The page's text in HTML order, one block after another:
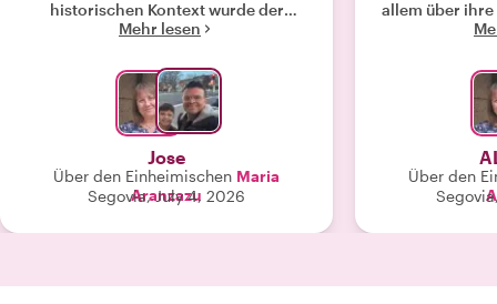
historischen Kontext wurde der
Besuch viel unvergesslicher und
Sehenswürdigkeiten zu spazieren. Ich
kann Maria wärmstens empfehlen,
besonders wenn Sie sich für
Geschichte interessieren. Als
ortskundige Reiseleiterin in Segovia
teilte sie während der gesamten Tour
faszinierende Einblicke, gab uns
hervorragende Empfehlungen zum
Mehr lesen
Jose
Über den Einheimischen Maria
Aranzazu
Segovia, July 4, 2026
allem über
Sehr
Über den